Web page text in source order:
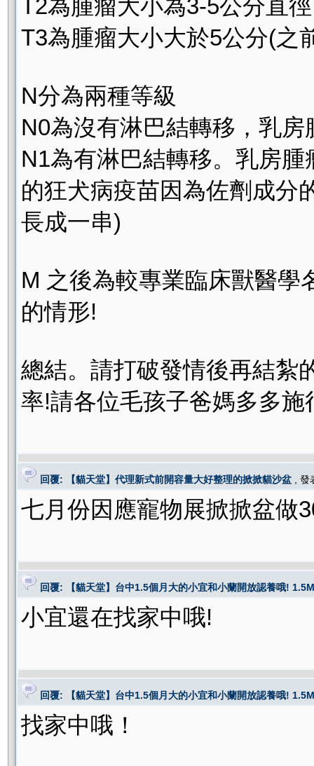
T2為腫瘤大小為3-5公分直徑
T3為腫瘤大小大於5公分(之
N分為兩種等級
N0為沒有淋巴結轉移，乳
N1為有淋巴結轉移。乳房
的狂犬病疫苗因為佐劑成分
長成一串)
M 之後為較專業臨床獸醫學
的情形!
總結。請打破發情後再結紮
率!請各位毛孩子爸媽多多施
回覆: 【貓天堂】代理新式前開容量大好整理的掀掀貓沙盆 ,
七月份因應寵物展掀掀盆做
回覆: 【貓天堂】台中1.5個月大的小宜和小蘭開放認養哦!
小宜還在找家中哦!
回覆: 【貓天堂】台中1.5個月大的小宜和小蘭開放認養哦!
找家中哦！